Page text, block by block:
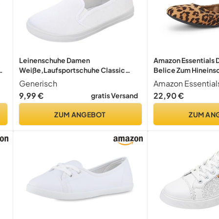
Leinenschuhe Damen
Weiße,Laufsportschuhe Classic
Stoffschuhe Bequeme
Fitnessschuhe Flache Tennisschuhe
Running Joggingschuhe Slip-On
Trekkingschuhe Wanderschuhe
Generisch
9,99 €
gratis Versand
ZUM ANGEBOT
Amazon Essentials
Belice Zum
Hellbraun
Amazon
22,90 €
ZUM